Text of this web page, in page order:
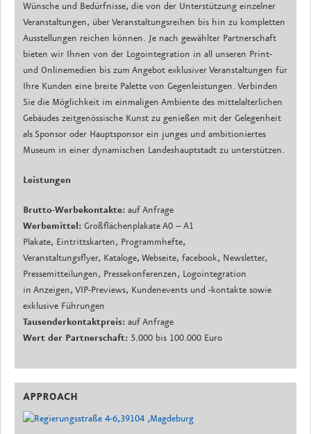
Wünsche und Bedürfnisse, die von der Unterstützung einzelner
Veranstaltungen, über Veranstaltungsreihen bis hin zu kompletten
Ausstellungen reichen können. Je nach gewählter Partnerschaft
bieten wir Ihnen von der Logointegration in all unseren Print-
und Onlinemedien bis zum Angebot exklusiver Veranstaltungen für
Ihre Kunden eine breite Palette von Gegenleistungen. Verbinden
Sie die Möglichkeit im einmaligen Ambiente des mittelalterlichen
Gebäudes zeitgenössische Kunst zu genießen mit der Gelegenheit
als Sponsor oder Hauptsponsor ein junges und ambitioniertes
Museum in einer dynamischen Landeshauptstadt zu unterstützen.
Leistungen
Brutto-Werbekontakte: auf Anfrage
Werbemittel: Großflächenplakate A0 – A1
Plakate, Eintrittskarten, Programmhefte,
Veranstaltungsflyer, Kataloge, Webseite, facebook, Newsletter,
Pressemitteilungen, Pressekonferenzen, Logointegration
in Anzeigen, VIP-Previews, Kundenevents und -kontakte sowie
exklusive Führungen
Tausenderkontaktpreis: auf Anfrage
Wert der Partnerschaft: 5.000 bis 100.000 Euro
APPROACH